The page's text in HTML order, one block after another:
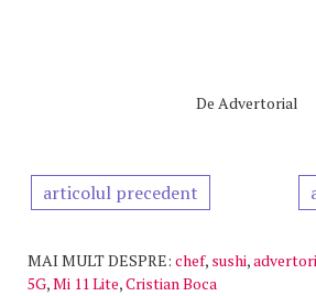
De Advertorial
articolul precedent
MAI MULT DESPRE: chef, sushi,
5G,Mi 11 Lite,Cristian Boca